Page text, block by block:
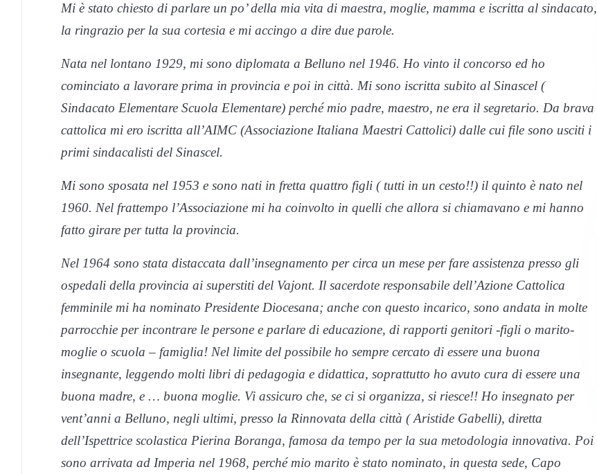
Mi è stato chiesto di parlare un po’ della mia vita di maestra, moglie, mamma e iscritta al sindacato,
la ringrazio per la sua cortesia e mi accingo a dire due parole.
Nata nel lontano 1929, mi sono diplomata a Belluno nel 1946. Ho vinto il concorso ed ho
cominciato a lavorare prima in provincia e poi in città. Mi sono iscritta subito al Sinascel (
Sindacato Elementare Scuola Elementare) perché mio padre, maestro, ne era il segretario. Da brava
cattolica mi ero iscritta all’AIMC (Associazione Italiana Maestri Cattolici) dalle cui file sono usciti i
primi sindacalisti del Sinascel.
Mi sono sposata nel 1953 e sono nati in fretta quattro figli ( tutti in un cesto!!) il quinto è nato nel
1960. Nel frattempo l’Associazione mi ha coinvolto in quelli che allora si chiamavano e mi hanno
fatto girare per tutta la provincia.
Nel 1964 sono stata distaccata dall’insegnamento per circa un mese per fare assistenza presso gli
ospedali della provincia ai superstiti del Vajont. Il sacerdote responsabile dell’Azione Cattolica
femminile mi ha nominato Presidente Diocesana; anche con questo incarico, sono andata in molte
parrocchie per incontrare le persone e parlare di educazione, di rapporti genitori -figli o marito-
moglie o scuola – famiglia! Nel limite del possibile ho sempre cercato di essere una buona
insegnante, leggendo molti libri di pedagogia e didattica, soprattutto ho avuto cura di essere una
buona madre, e … buona moglie. Vi assicuro che, se ci si organizza, si riesce!! Ho insegnato per
vent’anni a Belluno, negli ultimi, presso la Rinnovata della città ( Aristide Gabelli), diretta
dell’Ispettrice scolastica Pierina Boranga, famosa da tempo per la sua metodologia innovativa. Poi
sono arrivata ad Imperia nel 1968, perché mio marito è stato nominato, in questa sede, Capo